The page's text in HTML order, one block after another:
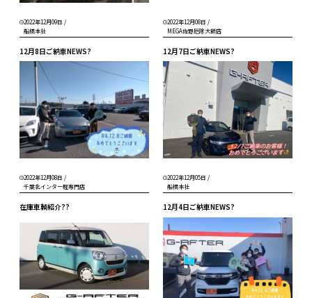
12月8日ご納車NEWS?
2022年12月09日 /
船橋本社
12月7日ご納車NEWS?
2022年12月08日 /
MEGA佐野厄除大師店
在庫車輌紹介??
2022年12月08日 /
千葉北インター軽専門店
12月4日ご納車NEWS?
2022年12月05日 /
船橋本社